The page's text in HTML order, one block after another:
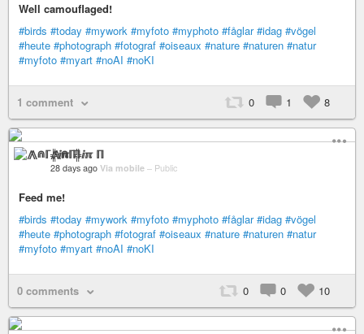
Well camouflaged!
#birds #today #mywork #myfoto #myphoto #fåglar #idag #vögel
#heute #photograph #fotograf #oiseaux #nature #naturen #natur
#myfoto #myart #noAI #noKI
1 comment 0 1 8
⨇⋒ℾ╬ⅈℼ ℿ
28 days ago Via mobile – Public
Feed me!
#birds #today #mywork #myfoto #myphoto #fåglar #idag #vögel
#heute #photograph #fotograf #oiseaux #nature #naturen #natur
#myfoto #myart #noAI #noKI
0 comments 0 0 10